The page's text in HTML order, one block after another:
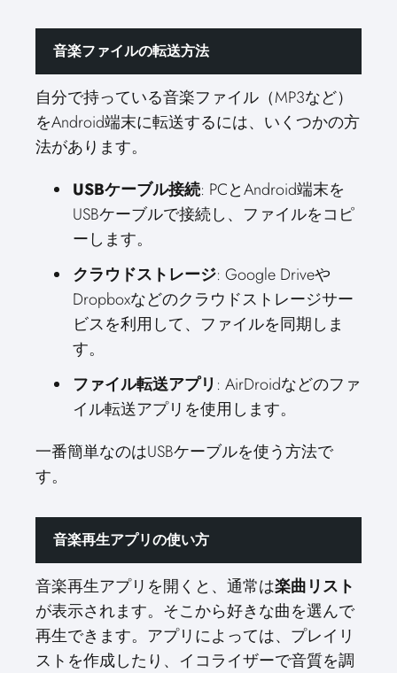
音楽ファイルの転送方法
自分で持っている音楽ファイル（MP3など）
をAndroid端末に転送するには、いくつかの方
法があります。
USBケーブル接続: PCとAndroid端末を
USBケーブルで接続し、ファイルをコピ
ーします。
クラウドストレージ: Google Driveや
Dropboxなどのクラウドストレージサー
ビスを利用して、ファイルを同期しま
す。
ファイル転送アプリ : AirDroidなどのファ
イル転送アプリを使用します。
一番簡単なのはUSBケーブルを使う方法で
す。
音楽再生アプリの使い方
音楽再生アプリを開くと、通常は楽曲リスト
が表示されます。そこから好きな曲を選んで
再生できます。アプリによっては、プレイリ
ストを作成したり、イコライザーで音質を調